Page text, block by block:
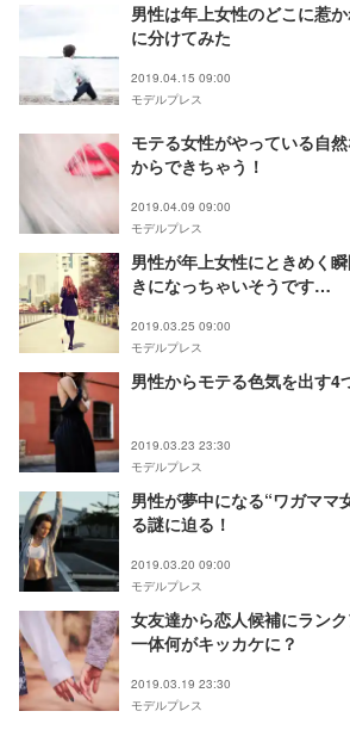
男性は年上女性のどこに惹
に分けてみた
2019.04.15 09:00
モデルプレス
モテる女性がやっている自
からできちゃう！
2019.04.09 09:00
モデルプレス
男性が年上女性にときめく
きになっちゃいそうです…
2019.03.25 09:00
モデルプレス
男性からモテる色気を出す4
2019.03.23 23:30
モデルプレス
男性が夢中になる“ワガマ
る謎に迫る！
2019.03.20 09:00
モデルプレス
女友達から恋人候補にラン
一体何がキッカケに？
2019.03.19 23:30
モデルプレス